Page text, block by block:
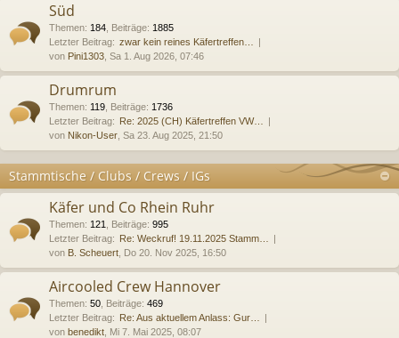
Süd
Themen: 184 Beiträge: 1885
Letzter Beitrag: zwar kein reines Käfertreffen…
von Pini1303 , Sa 1. Aug 2026, 07:46
Drumrum
Themen: 119 Beiträge: 1736
Letzter Beitrag: Re: 2025 (CH) Käfertreffen VW…
von Nikon-User , Sa 23. Aug 2025, 21:50
Stammtische / Clubs / Crews / IGs
Käfer und Co Rhein Ruhr
Themen: 121 Beiträge: 995
Letzter Beitrag: Re: Weckruf! 19.11.2025 Stamm…
von B. Scheuert , Do 20. Nov 2025, 16:50
Aircooled Crew Hannover
Themen: 50 Beiträge: 469
Letzter Beitrag: Re: Aus aktuellem Anlass: Gur…
von benedikt , Mi 7. Mai 2025, 08:07